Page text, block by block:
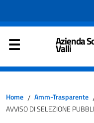
Azienda
Valli
Home / Amm-Trasparente